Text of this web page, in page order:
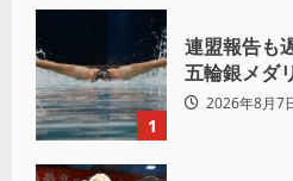
1
連盟報告も
五輪銀メダ
致傷で起訴
2026年8月7